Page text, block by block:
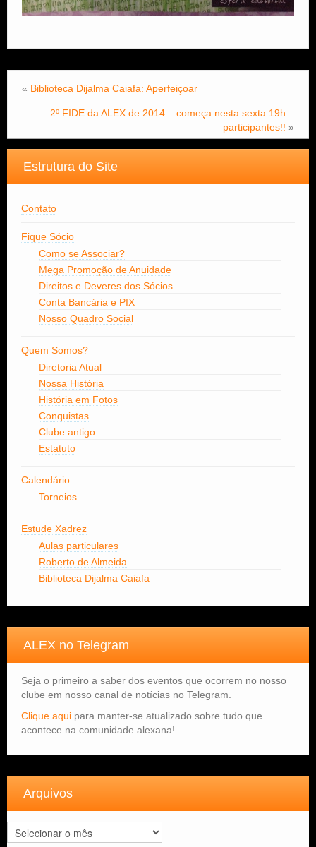
« Biblioteca Dijalma Caiafa: Aperfeiçoar
2º FIDE da ALEX de 2014 – começa nesta sexta 19h –
participantes!! »
Estrutura do Site
Contato
Fique Sócio
Como se Associar?
Mega Promoção de Anuidade
Direitos e Deveres dos Sócios
Conta Bancária e PIX
Nosso Quadro Social
Quem Somos?
Diretoria Atual
Nossa História
História em Fotos
Conquistas
Clube antigo
Estatuto
Calendário
Torneios
Estude Xadrez
Aulas particulares
Roberto de Almeida
Biblioteca Dijalma Caiafa
ALEX no Telegram
Seja o primeiro a saber dos eventos que ocorrem no nosso
clube em nosso canal de notícias no Telegram.
Clique aqui para manter-se atualizado sobre tudo que
acontece na comunidade alexana!
Arquivos
Arquivos